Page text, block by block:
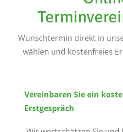
Wunschtermin direkt in
wählen und kostenfreies
Vereinbaren Sie ein
Erstgespräch